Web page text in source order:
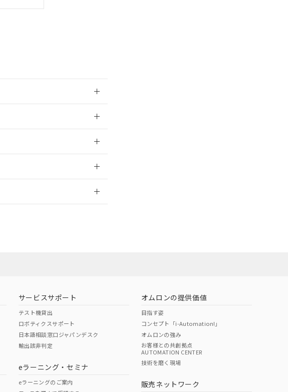
サービスサポート
テスト機貸出
ロボティクスサポート
日本語相談窓口ジャパンデスク
輸出該非判定
eラーニング・セミナ
eラーニングのご案内
オムロンの提供価値
目指す姿
コンセプト「i-Automation!」
オムロンの強み
お客様との共創拠点
AUTOMATION CENTER
技術を磨く現場
販売ネットワーク